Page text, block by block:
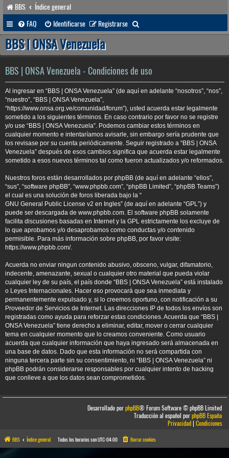
BBS
Índice general
FAQ
Identificarse Registrarse
u
a
r
BBS | ONSA Venezuela
BBS | ONSA Venezuela - Condiciones de uso
Al ingresar en “BBS | ONSA Venezuela” (de aquí en adelante “nosotros”, “nos”,
“nuestro”, “BBS | ONSA Venezuela”,
“https://www.onsa.org.ve/comunidad/forum”), usted acuerda estar legalmente
sometido a los siguientes términos. En caso contrario por favor no se registre
y/o use “BBS | ONSA Venezuela”. Podemos cambiar estos términos en
cualquier momento e intentaríamos avisarle, sin embargo sería prudente que
los revisase por su cuenta periódicamente. Seguir registrado a “BBS | ONSA
Venezuela” después de esos cambios significa que acuerda estar legalmente
sometido a esos nuevos términos tal como fueron actualizados y/o reformados.
Nuestros foros están desarrollados por phpBB (de aquí en adelante “ellos”,
“sus”, “software phpBB”, “www.phpbb.com”, “phpBB Limited”, “phpBB Teams”)
el cual es una solución de foros liberada bajo la “
GNU General Public License v2 en Ingles” (de aquí en adelante “GPL”) y
puede ser descargada de www.phpbb.com. El software phpBB solamente
facilita discusiones basadas en Internet y la GPL estrictamente los excluye de
lo que aprobamos y/o desaprobamos como conductas y/o contenido
permisible. Para más información sobre phpBB, por favor visite:
https://www.phpbb.com/.
Acuerda no enviar ningun contenido abusivo, obsceno, vulgar, difamatorio,
indecente, amenazante, sexual o cualquier otro material que pueda violar
cualquier ley de su país, el país donde “BBS | ONSA Venezuela” está instalado
o Leyes Internacionales. Hacer eso provocará que sea inmediata y
permanentemente expulsado y, si lo creemos oportuno, con notificación a su
Proveedor de Servicios de Internet. Las direcciones IP de todos los envíos son
registradas como ayuda para reforzar estas condiciones. Acuerda que “BBS |
ONSA Venezuela” tiene derecho a eliminar, editar, mover o cerrar cualquier
tema en cualquier momento que lo creamos conveniente. Como usuario
acuerda que cualquier información que haya ingresado será almacenada en
una base de datos. Dado que esta información no será compartida con
ninguna tercera parte sin su consentimiento, ni “BBS | ONSA Venezuela” ni
phpBB podrán considerarse responsables por cualquier intento de hacking
que conlleve a que los datos sean comprometidos.
Desarrollado porphpBB® Forum Software © phpBB Limited
Traducción al español porphpBB España
Privacidad|Condiciones
BBS Índice general Todos los horarios sonUTC-04:00 Borrar cookies